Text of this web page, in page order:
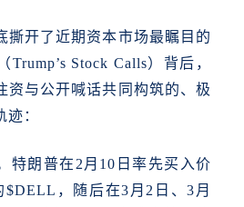
撕开了近期资本市场最瞩目的
Stock Calls）背后，
资与公开喊话共同构筑的、极
：
特朗普在 2月10日率先买入价
$DELL，随后在3月2日、3月